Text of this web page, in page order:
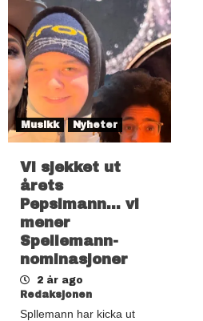
Musikk Nyheter
Vi sjekket ut
årets
Pepsimann… vi
mener
Spellemann-
nominasjoner
2 år ago
Redaksjonen
Spllemann har kicka ut